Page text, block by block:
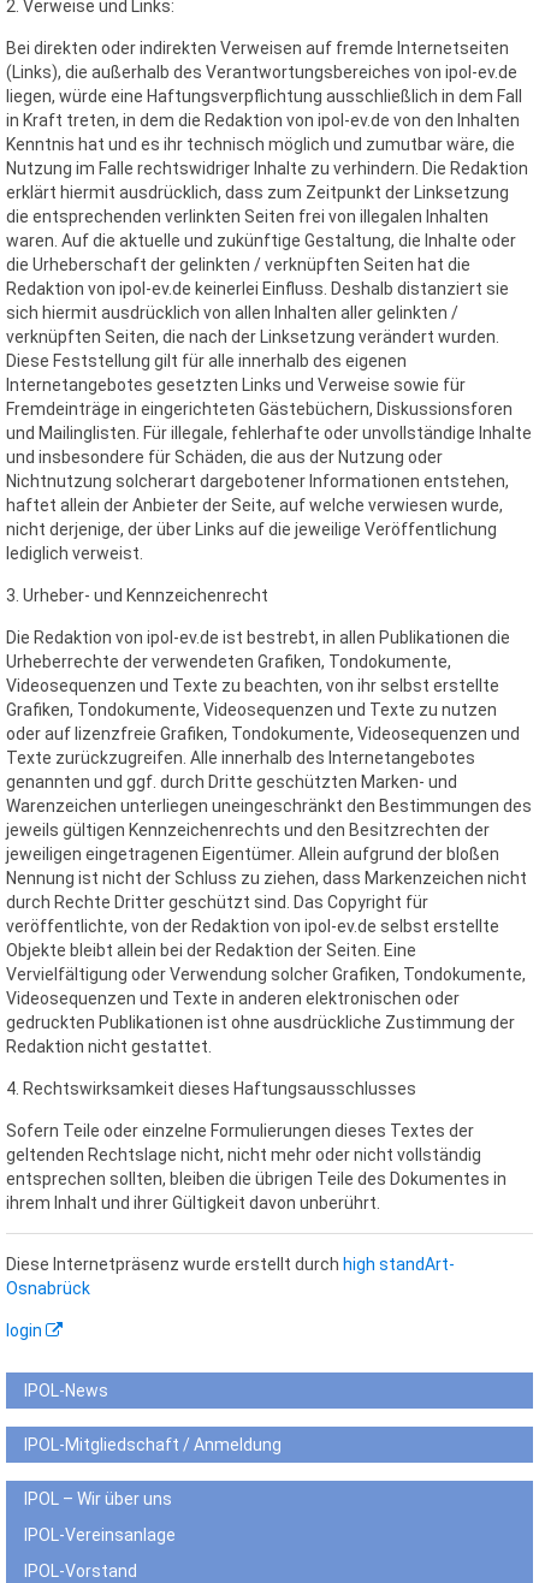
2. Verweise und Links:
Bei direkten oder indirekten Verweisen auf fremde Internetseiten
(Links), die außerhalb des Verantwortungs­bereiches von ipol-ev.de
liegen, würde eine Haftungsverpflichtung ausschließlich in dem Fall
in Kraft treten, in dem die Redaktion von ipol-ev.de von den Inhalten
Kenntnis hat und es ihr technisch möglich und zumutbar wäre, die
Nutzung im Falle rechtswidriger Inhalte zu verhindern. Die Redaktion
erklärt hiermit ausdrücklich, dass zum Zeitpunkt der Linksetzung
die entsprechenden verlinkten Seiten frei von illegalen Inhalten
waren. Auf die aktuelle und zukünftige Gestaltung, die Inhalte oder
die Urheberschaft der gelinkten / verknüpften Seiten hat die
Redaktion von ipol-ev.de keinerlei Einfluss. Deshalb distanziert sie
sich hiermit ausdrücklich von allen Inhalten aller gelinkten /
verknüpften Seiten, die nach der Linksetzung verändert wurden.
Diese Feststellung gilt für alle innerhalb des eigenen
Internetangebotes gesetzten Links und Verweise sowie für
Fremdeinträge in eingerichteten Gästebüchern, Diskussionsforen
und Mailinglisten. Für illegale, fehlerhafte oder unvollständige Inhalte
und insbesondere für Schäden, die aus der Nutzung oder
Nichtnutzung solcherart dargebotener Informationen entstehen,
haftet allein der Anbieter der Seite, auf welche verwiesen wurde,
nicht derjenige, der über Links auf die jeweilige Veröffentlichung
lediglich verweist.
3. Urheber- und Kennzeichenrecht
Die Redaktion von ipol-ev.de ist bestrebt, in allen Publikationen die
Urheberrechte der verwendeten Grafiken, Tondokumente,
Videosequenzen und Texte zu beachten, von ihr selbst erstellte
Grafiken, Tondokumente, Videosequenzen und Texte zu nutzen
oder auf lizenzfreie Grafiken, Tondokumente, Videosequenzen und
Texte zurückzugreifen. Alle innerhalb des Internetangebotes
genannten und ggf. durch Dritte geschützten Marken- und
Warenzeichen unterliegen uneingeschränkt den Bestimmungen des
jeweils gültigen Kennzeichenrechts und den Besitzrechten der
jeweiligen eingetragenen Eigentümer. Allein aufgrund der bloßen
Nennung ist nicht der Schluss zu ziehen, dass Markenzeichen nicht
durch Rechte Dritter geschützt sind. Das Copyright für
veröffentlichte, von der Redaktion von ipol-ev.de selbst erstellte
Objekte bleibt allein bei der Redaktion der Seiten. Eine
Vervielfältigung oder Verwendung solcher Grafiken, Tondokumente,
Videosequenzen und Texte in anderen elektronischen oder
gedruckten Publikationen ist ohne ausdrückliche Zustimmung der
Redaktion nicht gestattet.
4. Rechtswirksamkeit dieses Haftungsausschlusses
Sofern Teile oder einzelne Formulierungen dieses Textes der
geltenden Rechtslage nicht, nicht mehr oder nicht vollständig
entsprechen sollten, bleiben die übrigen Teile des Dokumentes in
ihrem Inhalt und ihrer Gültigkeit davon unberührt.
Diese Internetpräsenz wurde erstellt durch high standArt-
Osnabrück
login
IPOL-News
IPOL-Mitgliedschaft / Anmeldung
IPOL – Wir über uns
IPOL-Vereinsanlage
IPOL-Vorstand